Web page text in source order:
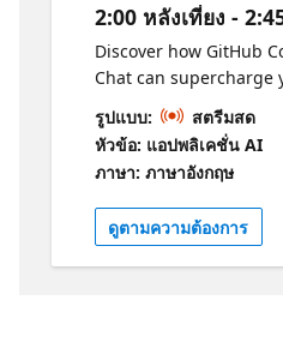
2:00 หลังเที่ยง -
Discover how GitHub
Chat can supercharge
workflow in Visual
write code faster,
and unlock AI-powered
streamline app
รูปแบบ:
สตรีมสด
หัวข้อ: แอปพลิเคชั่น AI
ภาษา: ภาษาอังกฤษ
ดูตามความต้องการ